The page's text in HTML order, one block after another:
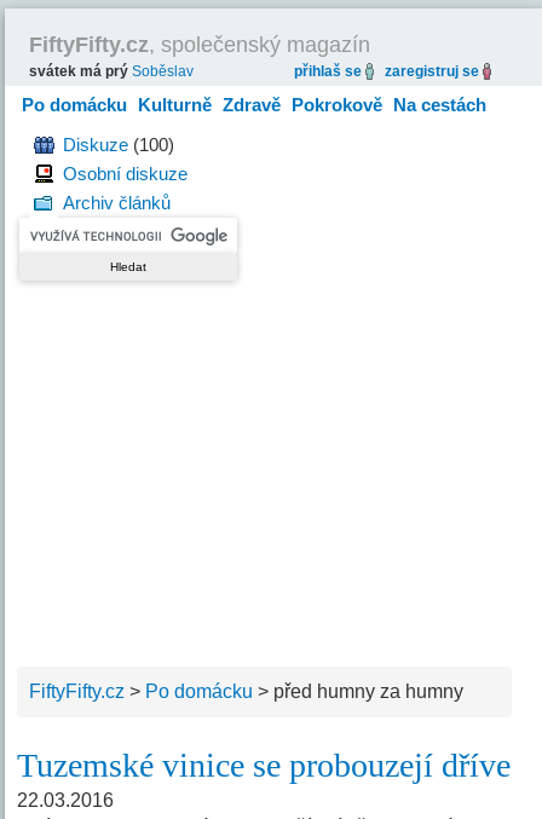
FiftyFifty.cz, společenský magazín
svátek má prýSoběslav přihlaš se zaregistruj se
Po domácku Kulturně Zdravě Pokrokově Na cestách
HravěDiskuze (100)
Osobní diskuze
Archiv článků
FiftyFifty.cz > Po domácku > před humny za humny
Tuzemské vinice se probouzejí dříve
22.03.2016